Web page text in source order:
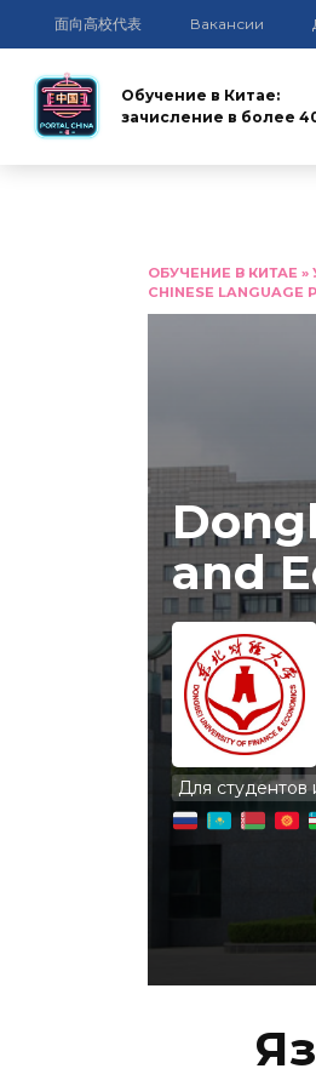
面向高校代表 Вакансии
Обучение в Китае:
зачисление в более
ОБУЧЕНИЕ В КИТАЕ »
CHINESE LANGUAGE
and
Для студентов